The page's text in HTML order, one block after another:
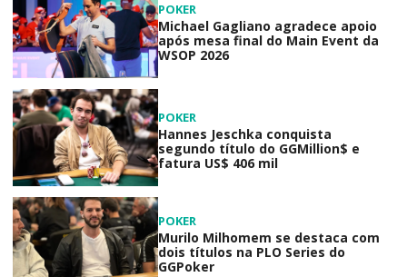
POKER
Michael Gagliano agradece apoio
após mesa final do Main Event da
WSOP 2026
POKER
Hannes Jeschka conquista
segundo título do GGMillion$ e
fatura US$ 406 mil
POKER
Murilo Milhomem se destaca com
dois títulos na PLO Series do
GGPoker